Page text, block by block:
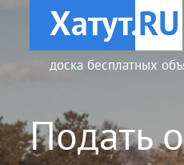
Хатут.RU
доска бесплатных
Подать